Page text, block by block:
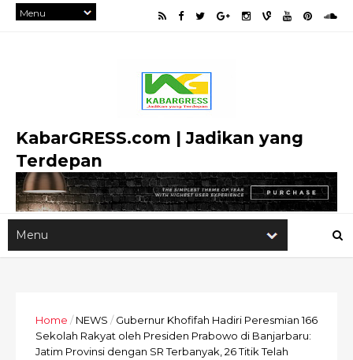
KabarGRESS.com | Jadikan yang
Terdepan
Home / NEWS / Gubernur Khofifah Hadiri Peresmian 166
Sekolah Rakyat oleh Presiden Prabowo di Banjarbaru:
Jatim Provinsi dengan SR Terbanyak, 26 Titik Telah